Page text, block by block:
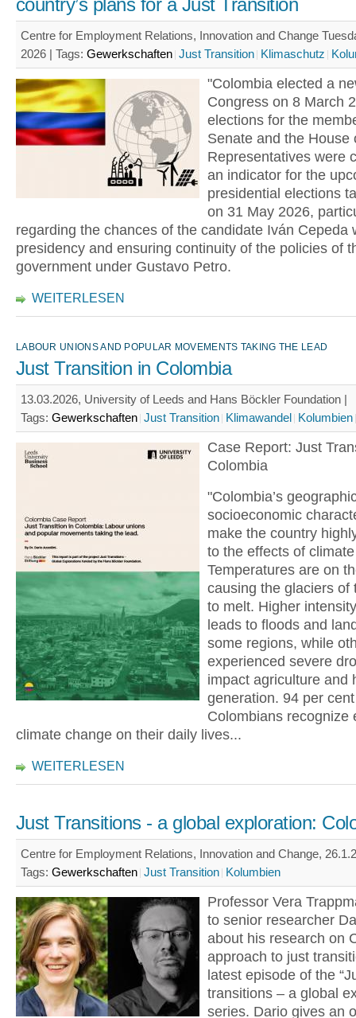
country’s plans for a Just Transition
Centre for Employment Relations, Innovation and Change
2026 | Tags: Gewerkschaften Just Transition Klimaschutz
"Colombia elected a
Congress on 8 March
elections for the
Senate and the House
Representatives were
an indicator for the
presidential elections
on 31 May 2026,
regarding the chances of the candidate Iván Cepeda
presidency and ensuring continuity of the policies of
government under Gustavo Petro.
WEITERLESEN
LABOUR UNIONS AND POPULAR MOVEMENTS TAKING THE LEAD
Just Transition in Colombia
13.03.2026, University of Leeds and Hans Böckler Foundation |
Tags: Gewerkschaften Just Transition Klimawandel Kolumbien
Case Report: Just
Colombia
"Colombia’s
socioeconomic
make the country
to the effects of
Temperatures are on
causing the glaciers of
to melt. Higher
leads to floods and
some regions, while
experienced severe
impact agriculture and
generation. 94 per
Colombians recognize
climate change on their daily lives...
WEITERLESEN
Just Transitions - a global exploration:
Centre for Employment Relations, Innovation and Change,
Tags: Gewerkschaften Just Transition Kolumbien
Professor Vera
to senior researcher
about his research on
approach to just
latest episode of the
transitions – a global
series. Dario gives an